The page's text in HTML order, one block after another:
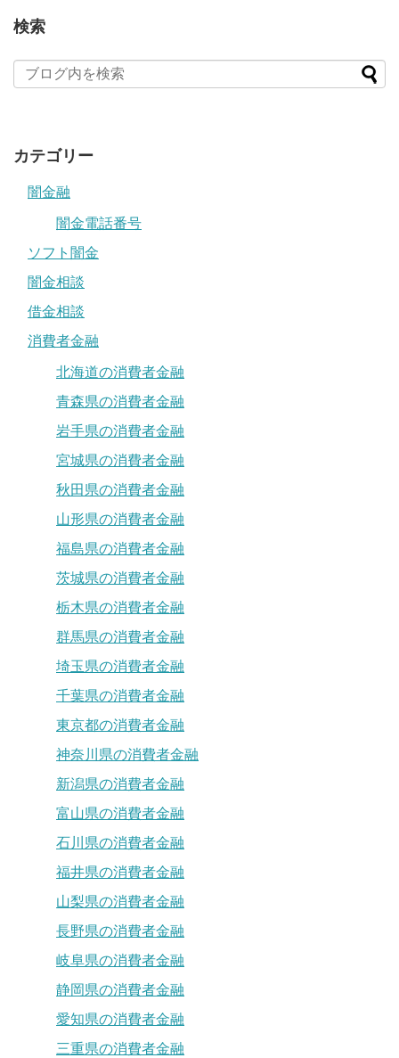
検索
カテゴリー
闇金融
闇金電話番号
ソフト闇金
闇金相談
借金相談
消費者金融
北海道の消費者金融
青森県の消費者金融
岩手県の消費者金融
宮城県の消費者金融
秋田県の消費者金融
山形県の消費者金融
福島県の消費者金融
茨城県の消費者金融
栃木県の消費者金融
群馬県の消費者金融
埼玉県の消費者金融
千葉県の消費者金融
東京都の消費者金融
神奈川県の消費者金融
新潟県の消費者金融
富山県の消費者金融
石川県の消費者金融
福井県の消費者金融
山梨県の消費者金融
長野県の消費者金融
岐阜県の消費者金融
静岡県の消費者金融
愛知県の消費者金融
三重県の消費者金融